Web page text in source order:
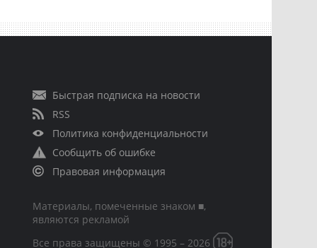
Быстрая подписка на новости
RSS
Политика конфиденциальности
Сообщить об ошибке
Правовая информация
Материалы, помеченные знаком ■,
являются рекламой
Все права защищены © 1995 – 2026